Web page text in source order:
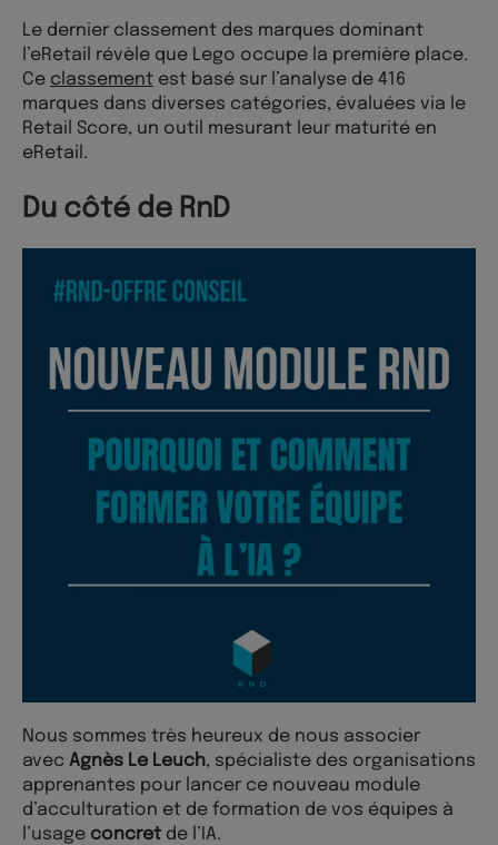
Le dernier classement des marques dominant
l’eRetail révèle que Lego occupe la première place.
Ce classement est basé sur l’analyse de 416
marques dans diverses catégories, évaluées via le
Retail Score, un outil mesurant leur maturité en
eRetail.
Du côté de RnD
Nous sommes très heureux de nous associer
avec Agnès Le Leuch, spécialiste des organisations
apprenantes pour lancer ce nouveau module
d’acculturation et de formation de vos équipes à
l’usage concret de l’IA.